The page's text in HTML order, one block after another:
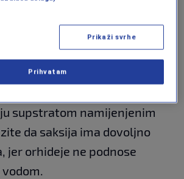
hranjive tvari za biljke,
supstratom namijenjenim
da saksija ima dovoljno
jer orhideje ne podnose
Prikaži svrhe
Prihvatam